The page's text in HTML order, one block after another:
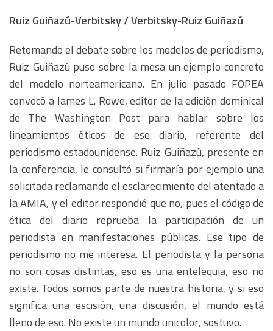
Ruiz Guiñazú-Verbitsky / Verbitsky-Ruiz Guiñazú
Retomando el debate sobre los modelos de periodismo,
Ruiz Guiñazú puso sobre la mesa un ejemplo concreto
del modelo norteamericano. En julio pasado FOPEA
convocó a James L. Rowe, editor de la edición dominical
de The Washington Post para hablar sobre los
lineamientos éticos de ese diario, referente del
periodismo estadounidense. Ruiz Guiñazú, presente en
la conferencia, le consultó si firmaría por ejemplo una
solicitada reclamando el esclarecimiento del atentado a
la AMIA, y el editor respondió que no, pues el código de
ética del diario reprueba la participación de un
periodista en manifestaciones públicas. Ese tipo de
periodismo no me interesa. El periodista y la persona
no son cosas distintas, eso es una entelequia, eso no
existe. Todos somos parte de nuestra historia, y si eso
significa una escisión, una discusión, el mundo está
lleno de eso. No existe un mundo unicolor, sostuvo.